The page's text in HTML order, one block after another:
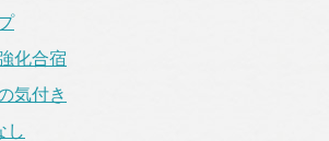
化合宿
気付き
し